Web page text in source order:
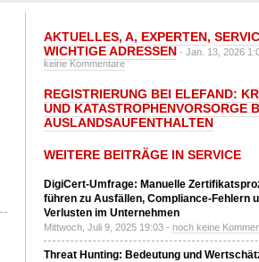
AKTUELLES, A, EXPERTEN,
WICHTIGE ADRESSEN - Jan. 13, 2026
keine Kommentare
REGISTRIERUNG BEI ELEFAND:
UND KATASTROPHENVORSORGE
AUSLANDSAUFENTHALTEN
WEITERE BEITRÄGE IN SERVICE
DigiCert-Umfrage: Manuelle
führen zu Ausfällen, Compliance-Fehlern
Verlusten im Unternehmen
Mittwoch, Juli 9, 2025 19:03 - noch keine
Threat Hunting: Bedeutung und